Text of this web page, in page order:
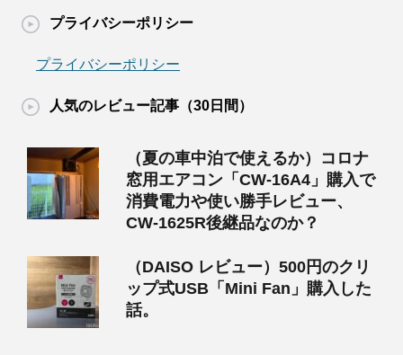
プライバシーポリシー
プライバシーポリシー
人気のレビュー記事（30日間）
（夏の車中泊で使えるか）コロナ
窓用エアコン「CW-16A4」購入で
消費電力や使い勝手レビュー、
CW-1625R後継品なのか？
（DAISO レビュー）500円のクリ
ップ式USB「Mini Fan」購入した
話。